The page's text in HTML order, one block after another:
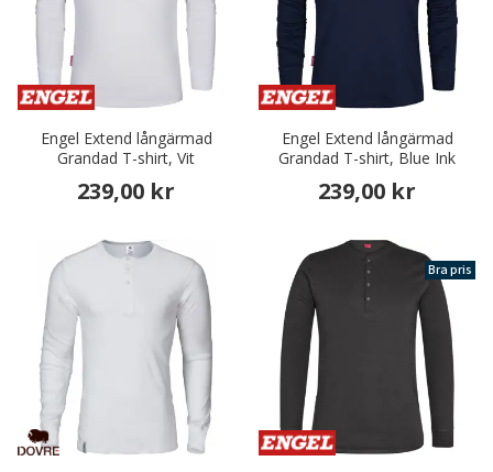
Engel Extend långärmad
Grandad T-shirt, Vit
239,00 kr
Engel Extend långärmad
Grandad T-shirt, Blue Ink
239,00 kr
Bra pris